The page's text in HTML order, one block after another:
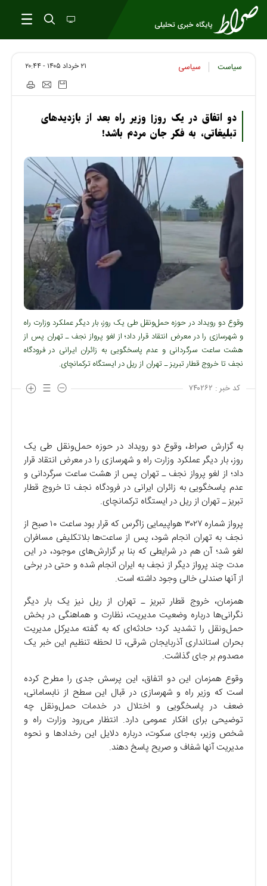
سیاست سیاسی ۲۱ خرداد ۱۴۰۵ - ۲۰:۴۴
دو اتفاق در یک روز| وزیر راه بعد از بازدید‌های
تبلیغاتی، به فکر جان مردم باشد!
وقوع دو رویداد در حوزه حمل‌ونقل طی یک روز، بار دیگر عملکرد وزارت راه
و شهرسازی را در معرض انتقاد قرار داد؛ از لغو پرواز نجف ـ تهران پس از
هشت ساعت سرگردانی و عدم پاسخگویی به زائران ایرانی در فرودگاه
نجف تا خروج قطار تبریز ـ تهران از ریل در ایستگاه ترکمانچای.
کد خبر : ۷۴۰۲۶۲
به گزارش صراط، وقوع دو رویداد در حوزه حمل‌ونقل طی یک
روز، بار دیگر عملکرد وزارت راه و شهرسازی را در معرض انتقاد قرار
داد؛ از لغو پرواز نجف ـ تهران پس از هشت ساعت سرگردانی و
عدم پاسخگویی به زائران ایرانی در فرودگاه نجف تا خروج قطار
تبریز ـ تهران از ریل در ایستگاه ترکمانچای.
پرواز شماره ۳۰۲۷ هواپیمایی زاگرس که قرار بود ساعت ۱۰ صبح از
نجف به تهران انجام شود، پس از ساعت‌ها بلاتکلیفی مسافران
لغو شد؛ آن هم در شرایطی که بنا بر گزارش‌های موجود، در این
مدت چند پرواز دیگر از نجف به ایران انجام شده و حتی در برخی
از آنها صندلی خالی وجود داشته است.
همزمان، خروج قطار تبریز ـ تهران از ریل نیز یک بار دیگر
نگرانی‌ها درباره وضعیت مدیریت، نظارت و هماهنگی در بخش
حمل‌ونقل را تشدید کرد؛ حادثه‌ای که به گفته مدیرکل مدیریت
بحران استانداری آذربایجان شرقی، تا لحظه تنظیم این خبر یک
مصدوم بر جای گذاشت.
وقوع همزمان این دو اتفاق، این پرسش جدی را مطرح کرده
است که وزیر راه و شهرسازی در قبال این سطح از نابسامانی،
ضعف در پاسخگویی و اختلال در خدمات حمل‌ونقل چه
توضیحی برای افکار عمومی دارد. انتظار می‌رود وزارت راه و
شخص وزیر، به‌جای سکوت، درباره دلایل این رخداد‌ها و نحوه
مدیریت آنها شفاف و صریح پاسخ دهند.